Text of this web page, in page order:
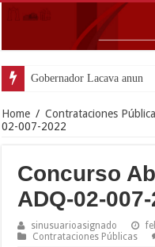
Gobernador Lacava
Home / Contrataciones
02-007-2022
Concurso
ADQ-02-
sinusuarioasignado
Contrataciones Públicas